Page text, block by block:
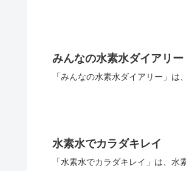
みんなの水素水ダイアリー
「みんなの水素水ダイアリー」
水素水でカラダキレイ
「水素水でカラダキレイ」は、